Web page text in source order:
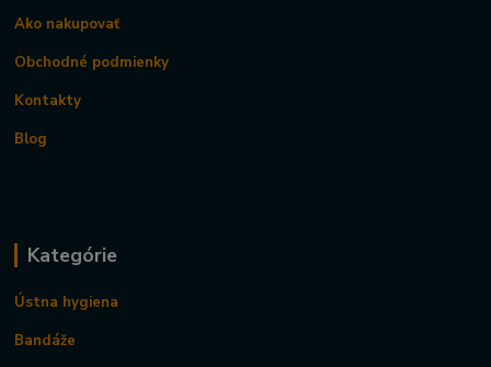
Ako nakupovať
Obchodné podmienky
Kontakty
Blog
Kategórie
Ústna hygiena
Bandáže